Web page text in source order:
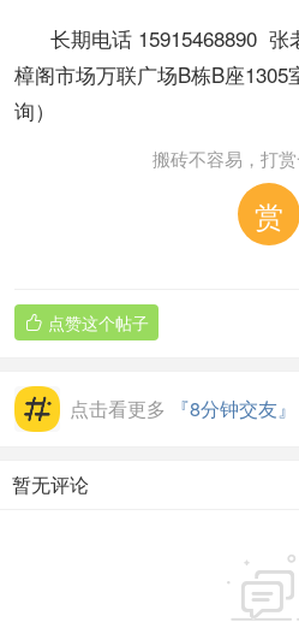
长期电话 15915468890 张
樟阁市场万联广场B栋B座
询）
搬砖不容易，打
赏
 点赞这个帖子
点击看更多 『8分钟交友』
暂无评论